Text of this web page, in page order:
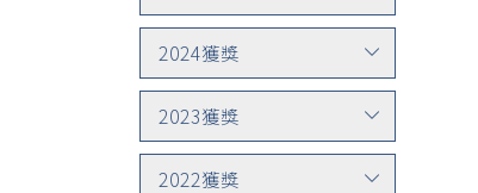
2024獲獎
2023獲獎
2022獲獎